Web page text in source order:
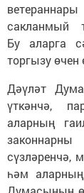
сакланмый
Бу аларга
торгызу
Дәүләт
үткәнчә,
аларның
сүзләренчә,
һәм